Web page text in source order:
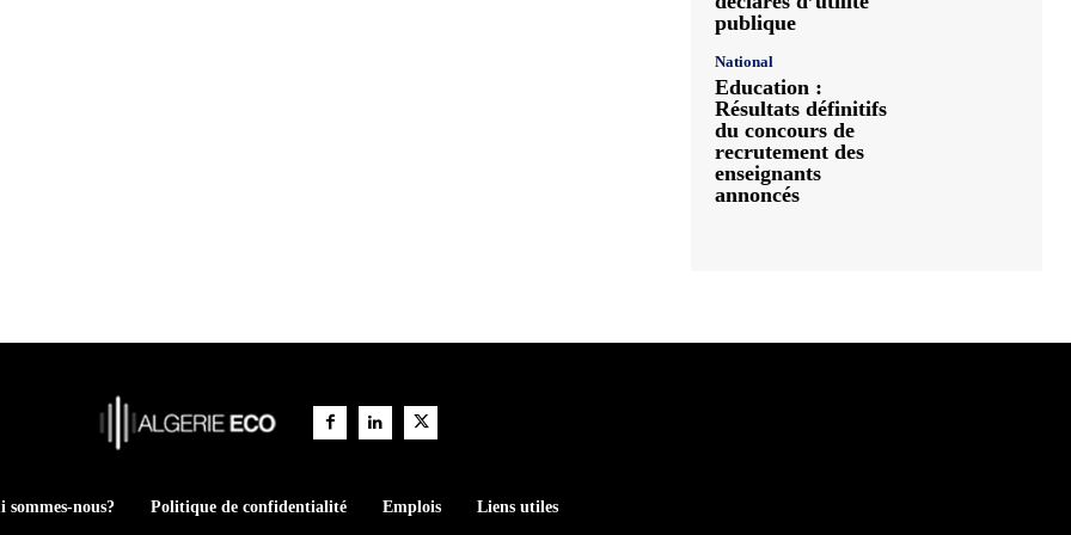
publique
National
Education :
Résultats définitifs
du concours de
recrutement des
enseignants
annoncés
sommes-nous? Politique de confidentialité Emplois Liens utiles